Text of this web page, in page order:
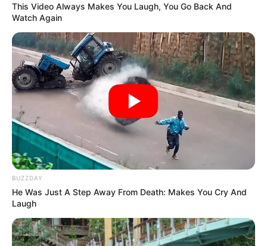
En un movimiento que seguramente sacudirá
los mundos tecnológicos y deportivos, Elon
Musk, el autoproclamado maestro de todas las
cosas audaces y que empujan a los límites,
ahora está fijando el mundo en el mundo de los
deportes competitivos. Según los últimos
rumores, Musk planea proponer una nueva
regla que prohibiría a los hombres biológicos
competir en deportes femeninos. Sí, lo leíste
bien. Aparentemente, después de revolucionar
los viajes espaciales, los autos eléctricos y las
redes sociales, Musk ha decidido que la
próxima frontera.
This Video Always Makes You Laugh, You Go Back And
Watch Again
BUZZDAY
He Was Just A Step Away From Death: Makes You Cry And
Laugh